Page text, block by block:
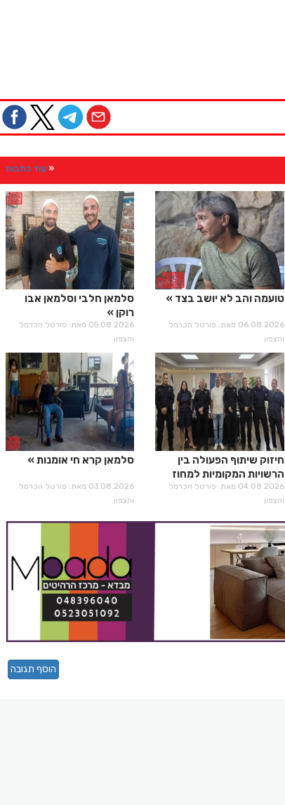
עוד כתבות
טועמה והב לא יושב בצד
06.08.2026 מאת: פורטל הכרמל
והצפון
סלמאן חלבי וסלמאן אבו
רוקן
05.08.2026 מאת: פורטל הכרמל
והצפון
חיזוק שיתוף הפעולה בין
הרשויות המקומיות למחוז
חוף מרחב מנשה04.08.2026 מאת: פורטל הכרמל
והצפון
סלמאן קרא חי אומנות
03.08.2026 מאת: פורטל הכרמל
והצפון
הוסף תגובה